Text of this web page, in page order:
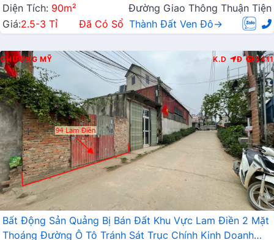
Diện Tích: 90m²
Đường Giao Thông Thuận Tiện
Giá:2.5-3 Tỉ Đã Có Sổ Thành Đất Ven Đô→
CHƯƠNG MỸ K.D Đ 3411
Bất Động Sản Quảng Bị Bán Đất Khu Vực Lam Điền 2 Mặt
Thoáng Đường Ô Tô Tránh Sát Trục Chính Kinh Doanh